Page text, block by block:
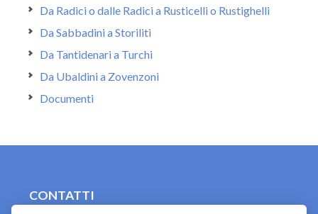
Da Radici o dalle Radici a Rusticelli o Rustighelli
Da Sabbadini a Storiliti
Da Tantidenari a Turchi
Da Ubaldini a Zovenzoni
Documenti
CONTATTI